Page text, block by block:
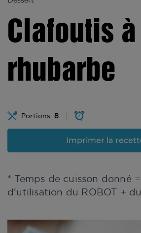
Clafoutis
rhubarbe
Portions: 8
Imprimer la
* Temps de cuisson donné
d'utilisation du ROBOT +